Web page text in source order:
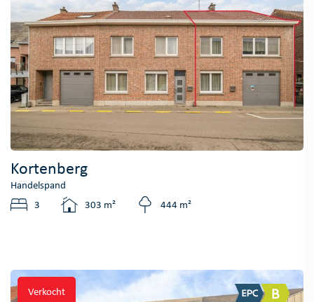
Kortenberg
Handelspand
3
303 m² 444 m²
Verkocht